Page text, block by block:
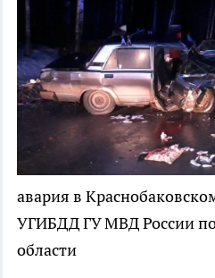
авария в
УГИБДД ГУ МВД России
области